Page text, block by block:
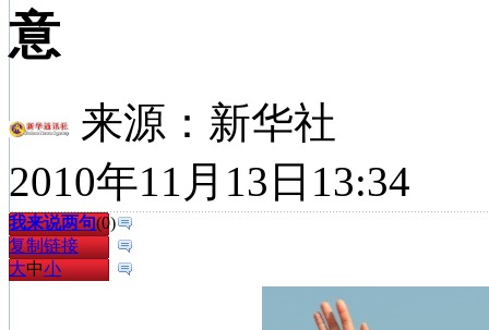
意
来源： 新华社
2010年11月13日13:34
我来说两句(0)
复制链接
大中小